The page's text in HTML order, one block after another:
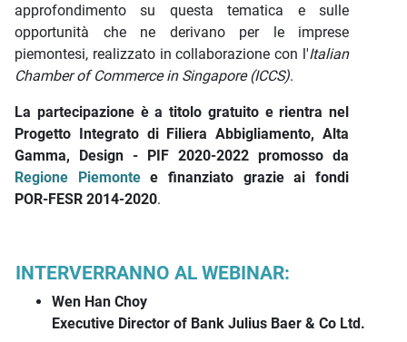
approfondimento su questa tematica e sulle
opportunità che ne derivano per le imprese
piemontesi, realizzato in collaborazione con l'Italian
Chamber of Commerce in Singapore (ICCS).
La partecipazione è a titolo gratuito e rientra nel
Progetto Integrato di Filiera Abbigliamento, Alta
Gamma, Design - PIF 2020-2022 promosso da
Regione Piemontee finanziato grazie ai fondi
POR-FESR 2014-2020.
INTERVERRANNO AL WEBINAR:
Wen Han Choy
Executive Director of Bank Julius Baer & Co Ltd.